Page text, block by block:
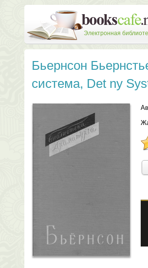
Электронная
Бьернсон
система, Det ny